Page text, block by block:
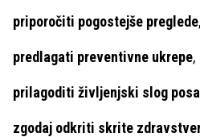
priporočiti pogostejše preglede,
predlagati preventivne ukrepe,
prilagoditi življenjski slog
zgodaj odkriti skrite